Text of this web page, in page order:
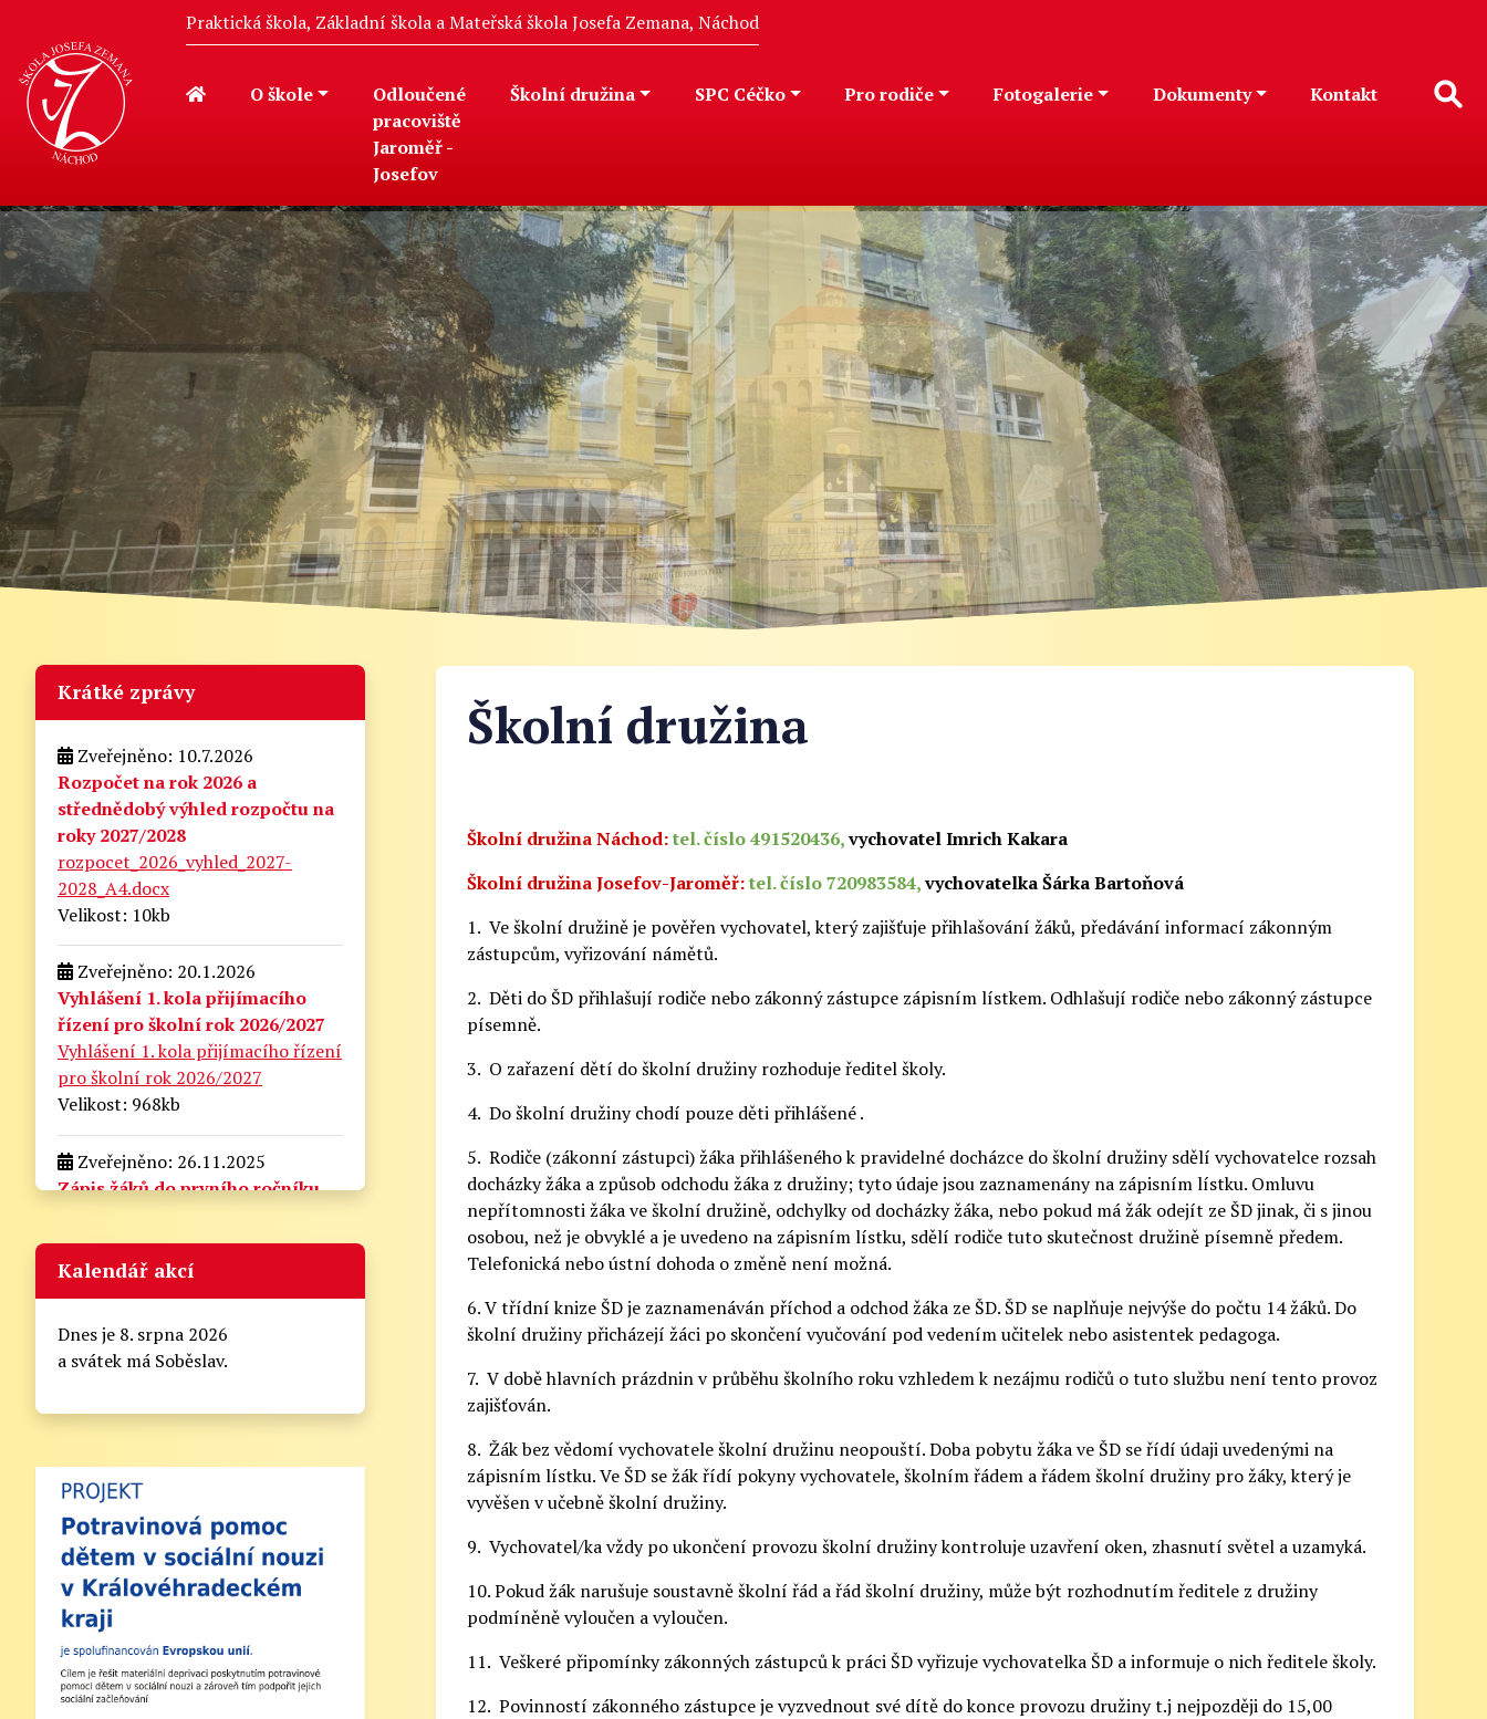
Praktická škola, Základní škola a Mateřská škola Josefa Zemana, Náchod
O škole
Odloučené
pracoviště
Jaroměř -
Josefov
Školní družina SPC Céčko Pro rodiče Fotogalerie Dokumenty Kontakt
Školní družina
Školní družina Náchod:tel. číslo 491520436,vychovatel Imrich Kakara
Školní družina Josefov-Jaroměř:tel. číslo 720983584,vychovatelka Šárka Bartoňová
1. Ve školní družině je pověřen vychovatel, který zajišťuje přihlašování žáků, předávání informací zákonným
zástupcům, vyřizování námětů.
2. Děti do ŠD přihlašují rodiče nebo zákonný zástupce zápisním lístkem. Odhlašují rodiče nebo zákonný zástupce
písemně.
3. O zařazení dětí do školní družiny rozhoduje ředitel školy.
4. Do školní družiny chodí pouze děti přihlášené .
5. Rodiče (zákonní zástupci) žáka přihlášeného k pravidelné docházce do školní družiny sdělí vychovatelce rozsah
docházky žáka a způsob odchodu žáka z družiny; tyto údaje jsou zaznamenány na zápisním lístku. Omluvu
nepřítomnosti žáka ve školní družině, odchylky od docházky žáka, nebo pokud má žák odejít ze ŠD jinak, či s jinou
osobou, než je obvyklé a je uvedeno na zápisním lístku, sdělí rodiče tuto skutečnost družině písemně předem.
Telefonická nebo ústní dohoda o změně není možná.
6. V třídní knize ŠD je zaznamenáván příchod a odchod žáka ze ŠD. ŠD se naplňuje nejvýše do počtu 14 žáků. Do
školní družiny přicházejí žáci po skončení vyučování pod vedením učitelek nebo asistentek pedagoga.
7. V době hlavních prázdnin v průběhu školního roku vzhledem k nezájmu rodičů o tuto službu není tento provoz
zajišťován.
8. Žák bez vědomí vychovatele školní družinu neopouští. Doba pobytu žáka ve ŠD se řídí údaji uvedenými na
zápisním lístku. Ve ŠD se žák řídí pokyny vychovatele, školním řádem a řádem školní družiny pro žáky, který je
vyvěšen v učebně školní družiny.
9. Vychovatel/ka vždy po ukončení provozu školní družiny kontroluje uzavření oken, zhasnutí světel a uzamyká.
10. Pokud žák narušuje soustavně školní řád a řád školní družiny, může být rozhodnutím ředitele z družiny
podmíněně vyloučen a vyloučen.
11. Veškeré připomínky zákonných zástupců k práci ŠD vyřizuje vychovatelka ŠD a informuje o nich ředitele školy.
12. Povinností zákonného zástupce je vyzvednout své dítě do konce provozu družiny t.j nejpozději do 15,00
Krátké zprávy
Zveřejněno: 10.7.2026
Rozpočet na rok 2026 a
střednědobý výhled rozpočtu na
roky 2027/2028
rozpocet_2026_vyhled_2027-
2028_A4.docx
Velikost: 10kb
Zveřejněno: 20.1.2026
Vyhlášení 1. kola přijímacího
řízení pro školní rok 2026/2027
Vyhlášení 1. kola přijímacího řízení
pro školní rok 2026/2027
Velikost: 968kb
Zveřejněno: 26.11.2025
Zápis žáků do prvního ročníku
zapis_do_prvni_tridy.docx
Velikost: 175kb
Zveřejněno: 21.8.2025
Zahájení školního roku
zde naleznete nejdůležitější informace k
zahájení školního roku 2025/2026:
1. Zahájení školního roku: Výuka bude
zahájena v pondělí 1. září 2025. Tento
den končí po 1. vyučovací hodině.
Provoz školní družiny nebude zajištěn a
obědy se v tento den neposkytují.
Kalendář akcí
Dnes je 8. srpna 2026
a svátek má Soběslav.